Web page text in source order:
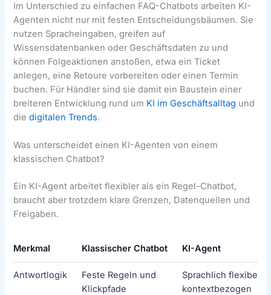
Im Unterschied zu einfachen FAQ-Chatbots arbeiten KI-
Agenten nicht nur mit festen Entscheidungsbäumen. Sie
nutzen Spracheingaben, greifen auf
Wissensdatenbanken oder Geschäftsdaten zu und
können Folgeaktionen anstoßen, etwa ein Ticket
anlegen, eine Retoure vorbereiten oder einen Termin
buchen. Für Händler sind sie damit ein Baustein einer
breiteren Entwicklung rund um KI im Geschäftsalltag und
diedigitalen Trends.
Was unterscheidet einen KI-Agenten von einem
klassischen Chatbot?
Ein KI-Agent arbeitet flexibler als ein Regel-Chatbot,
braucht aber trotzdem klare Grenzen, Datenquellen und
Freigaben.
Merkmal Klassischer Chatbot KI-Agent
Antwortlogik
Feste Regeln und
Klickpfade
Sprachlich flexibel
kontextbezogen